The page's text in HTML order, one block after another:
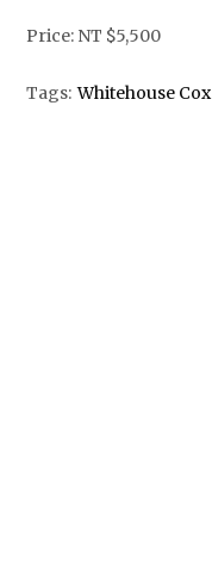
Price: NT $5,500
Tags: Whitehouse Cox